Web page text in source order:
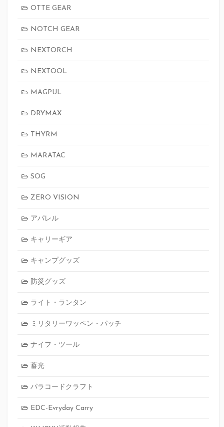
OTTE GEAR
NOTCH GEAR
NEXTORCH
NEXTOOL
MAGPUL
DRYMAX
THYRM
MARATAC
SOG
ZERO VISION
アパレル
キャリーギア
キャンプグッズ
防災グッズ
ライト・ランタン
ミリタリーワッペン・パッチ
ナイフ・ツール
蓄光
パラコードクラフト
EDC-Evryday Carry